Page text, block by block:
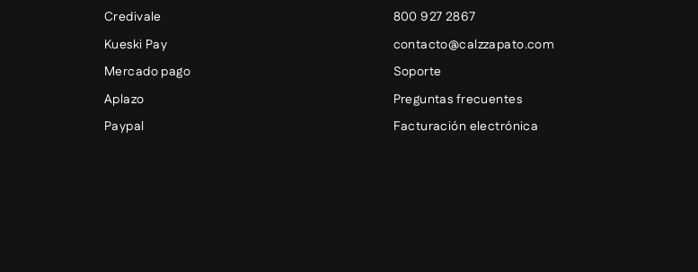
Credivale
Kueski Pay
Mercado pago
Aplazo
Paypal
800 927 2867
contacto@calzzapato.com
Soporte
Preguntas frecuentes
Facturación electrónica